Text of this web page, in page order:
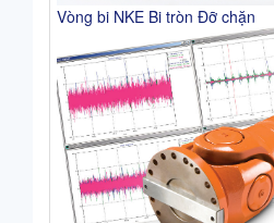
Vòng bi NKE Bi tròn Đỡ chặn